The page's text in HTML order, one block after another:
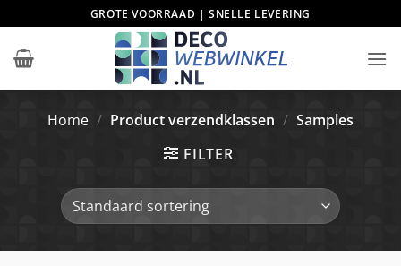
naar
inhoud
GROTE VOORRAAD | SNELLE LEVERING
Home / Product verzendklassen / Samples
FILTER